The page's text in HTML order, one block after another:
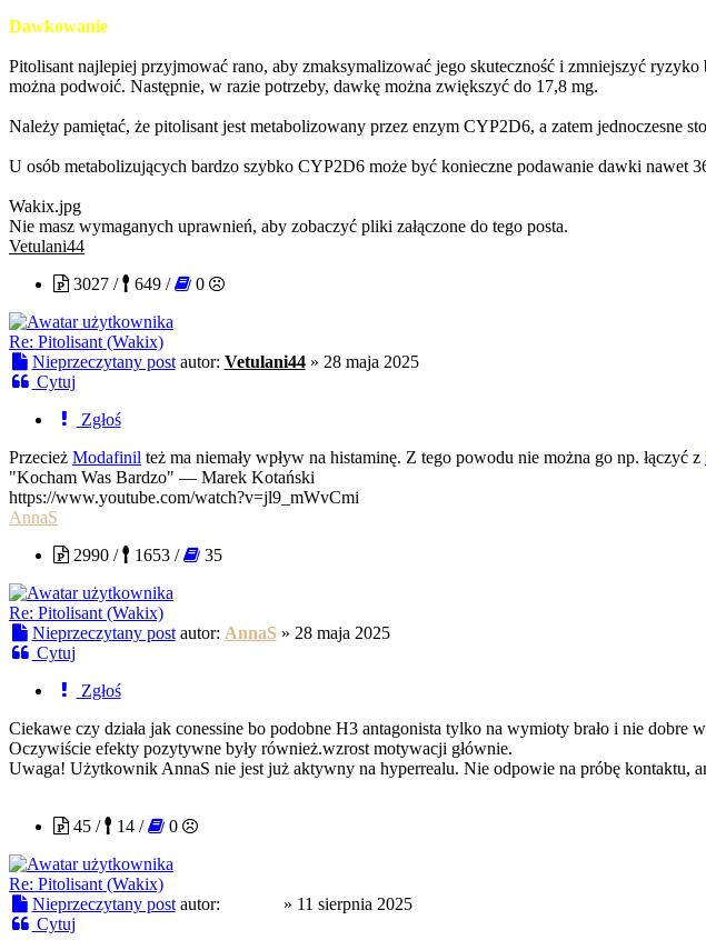
Dawkowanie
Pitolisant najlepiej przyjmować rano, aby zmaksymalizować jego skuteczność i zmniejszyć
można podwoić. Następnie, w razie potrzeby, dawkę można zwiększyć do 17,8 mg.
Należy pamiętać, że pitolisant jest metabolizowany przez enzym CYP2D6, a zatem jednoczesne
U osób metabolizujących bardzo szybko CYP2D6 może być konieczne podawanie dawki nawet
Wakix.jpg
Nie masz wymaganych uprawnień, aby zobaczyć pliki załączone do tego posta.
Vetulani44
3027 /
649 / 0
Re: Pitolisant (Wakix)
Nieprzeczytany post autor: Vetulani44» 28 maja 2025
Cytuj
Zgłoś
Przecież Modafinil też ma niemały wpływ na histaminę. Z tego powodu nie można go np. łączyć z
"Kocham Was Bardzo" — Marek Kotański
https://www.youtube.com/watch?v=jl9_mWvCmi
AnnaS
2990 /
1653 / 35
Re: Pitolisant (Wakix)
Nieprzeczytany post autor: AnnaS » 28 maja 2025
Cytuj
Zgłoś
Ciekawe czy działa jak conessine bo podobne H3 antagonista tylko na wymioty brało i nie dobre
Oczywiście efekty pozytywne były również.wzrost motywacji głównie.
Uwaga! Użytkownik AnnaS nie jest już aktywny na hyperrealu. Nie odpowie na próbę kontaktu,
45 /
14 / 0
Re: Pitolisant (Wakix)
Nieprzeczytany post autor: » 11 sierpnia 2025
Cytuj